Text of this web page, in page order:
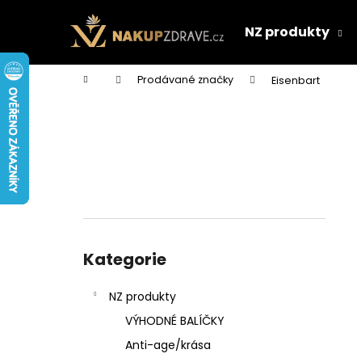
NZ produkty
Domů Prodávané značky Eisenbart
kategorie
Kategorie
NZ produkty
VÝHODNÉ BALÍČKY
Anti-age/krása
š
í
k
Zpět
do
Zpět
do